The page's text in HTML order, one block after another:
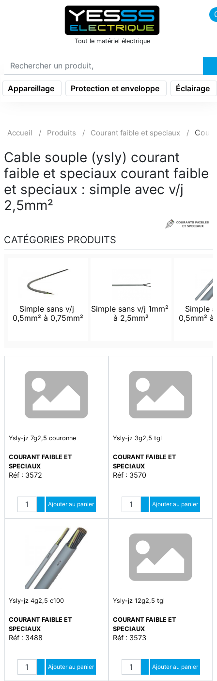
icon menu burger
Tout le matériel électrique
Appareillage Protection et enveloppe Éclairage
Accueil Produits Courant faible et speciaux
Cable souple (ysly) courant
faible et speciaux courant faible
et speciaux : simple avec v/j
2,5mm²
CATÉGORIES PRODUITS
Simple sans v/j
0,5mm² à 0,75mm²
Simple sans v/j 1mm²
à 2,5mm²
Simple
0,5mm² à
Ysly-jz 7g2,5 couronne
COURANT FAIBLE ET
SPECIAUX
Réf : 3572
Quantité
Augmenter quantité
Diminuer quantité
Ajouter au panier
Ysly-jz 3g2,5 tgl
COURANT FAIBLE ET
SPECIAUX
Réf : 3570
Quantité
Augmenter quantité
Diminuer quantité
Ajouter au panier
Ysly-jz 4g2,5 c100
COURANT FAIBLE ET
SPECIAUX
Réf : 3488
Quantité
Augmenter quantité
Diminuer quantité
Ajouter au panier
Ysly-jz 12g2,5 tgl
COURANT FAIBLE ET
SPECIAUX
Réf : 3573
Quantité
Augmenter quantité
Diminuer quantité
Ajouter au panier